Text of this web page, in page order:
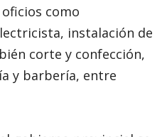
como
instalación de
corte y confección,
y barbería, entre